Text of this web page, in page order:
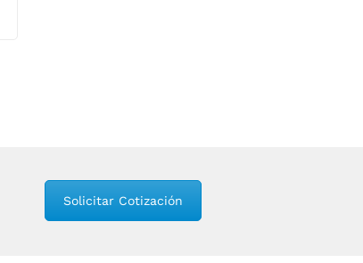
Solicitar Cotización